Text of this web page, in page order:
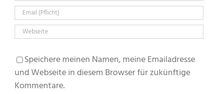
Speichere meinen Namen, meine Emailadresse
und Webseite in diesem Browser für zukünftige
Kommentare.